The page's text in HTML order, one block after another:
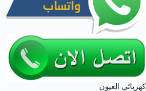
كهربائي العيون